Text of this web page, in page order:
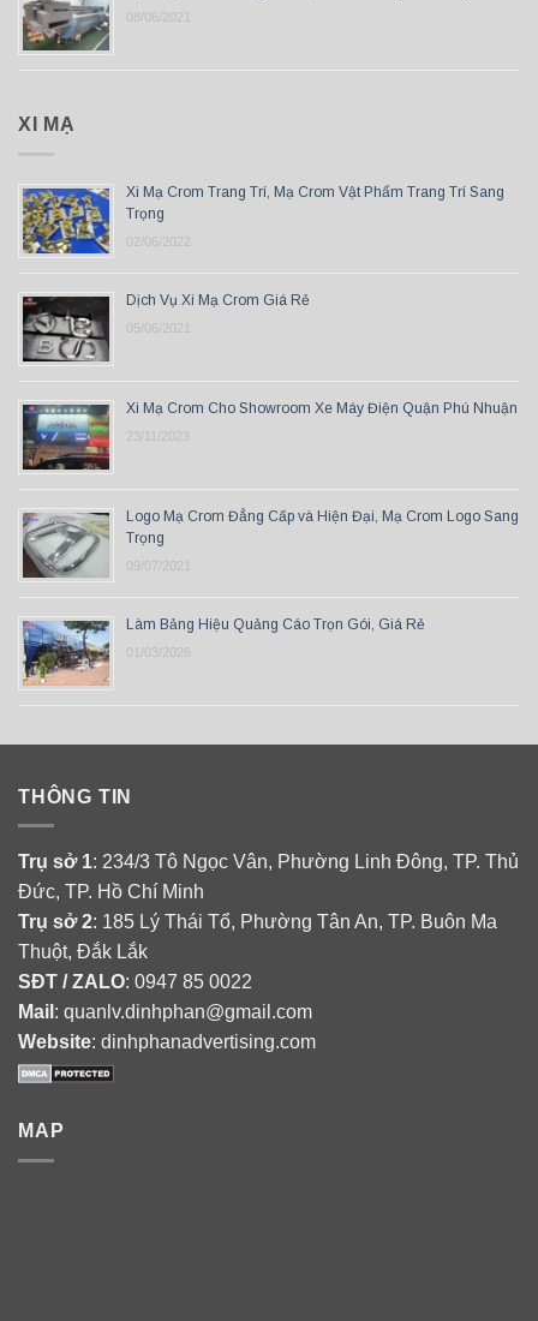
08/06/2021
XI MẠ
Xi Mạ Crom Trang Trí, Mạ Crom Vật Phẩm Trang Trí Sang
Trọng
02/06/2022
Dịch Vụ Xi Mạ Crom Giá Rẻ
05/06/2021
Xi Mạ Crom Cho Showroom Xe Máy Điện Quận Phú Nhuận
23/11/2023
Logo Mạ Crom Đẳng Cấp và Hiện Đại, Mạ Crom Logo Sang
Trọng
09/07/2021
Làm Bảng Hiệu Quảng Cáo Trọn Gói, Giá Rẻ
01/03/2026
THÔNG TIN
Trụ sở 1: 234/3 Tô Ngọc Vân, Phường Linh Đông, TP. Thủ
Đức, TP. Hồ Chí Minh
Trụ sở 2: 185 Lý Thái Tổ, Phường Tân An, TP. Buôn Ma
Thuột, Đắk Lắk
SĐT / ZALO: 0947 85 0022
Mail : quanlv.dinhphan@gmail.com
Website: dinhphanadvertising.com
MAP